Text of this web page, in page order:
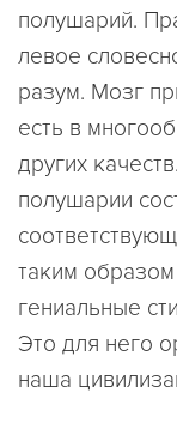
полушарий.
левое
разум. Мозг
есть в
других
полушарии
таким
гениальные
Это для него
наша